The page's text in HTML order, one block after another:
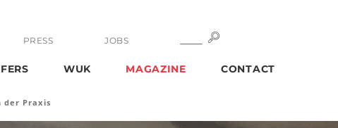
PRESS JOBS SEARCH
WUK MAGAZINE CONTACT
der Praxis